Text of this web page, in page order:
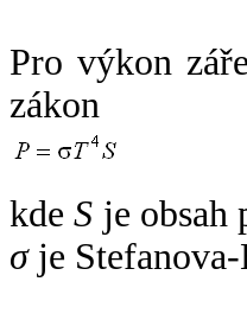
Pro výkon
zákon
kdeS je obsah
σje Stefanova-